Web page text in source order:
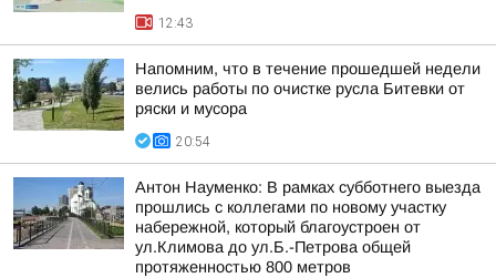
12:43
Напомним, что в течение прошедшей недели
велись работы по очистке русла Битевки от
ряски и мусора
20:54
Антон Науменко: В рамках субботнего выезда
прошлись с коллегами по новому участку
набережной, который благоустроен от
ул.Климова до ул.Б.-Петрова общей
протяженностью 800 метров